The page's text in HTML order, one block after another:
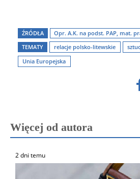
ŹRÓDŁA
Opr. A.K. na podst. PAP, mat.
TEMATY
relacje polsko-litewskie
Unia Europejska
Więcej od autora
2 dni temu